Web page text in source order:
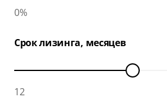
0%
Срок лизинга, месяцев
12